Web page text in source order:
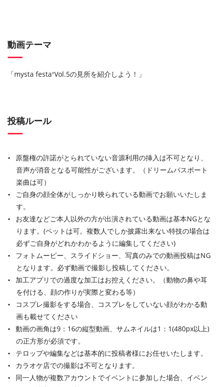
動画テーマ
「mysta festa⁺Vol.5の見所を紹介しよう！」
投稿ルール
原盤権の許諾がとられていない音源利用の挿入は不可となり、
音声が消音となる可能性がございます。（ドリームパスポート
楽曲は可）
ご自身の顔全体がしっかり映られている動画でお願いいたしま
す。
お友達などご本人以外の方が出演されている動画は基本NGとな
ります。(ペットは可。複数人でしか披露出来ない特技の場合は
必ずご自身がどれかわかるように編集してください)
フォトムービー、スライドショー、写真のみでの動画投稿はNG
となります。必ず動画で撮影し投稿してください。
加工アプリでの過度な加工はお控えください。（動物の鼻や耳
を付ける、顔の作りが実際と変わる等）
コスプレ撮影をする場合、コスプレをしていない顔がわかる動
画も載せてください
動画の画角は9：16の縦型動画、サムネイルは1：1(480px以上)
の正方形が必須です。
テロップや編集などは基本的に投稿者様にお任せいたします。
カラオケ店での撮影は不可となります。
同一人物が複数アカウントでイベントに参加した場合、イベン